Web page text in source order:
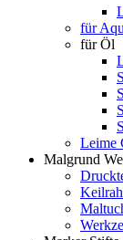
für
für Öl
Leime
Malgrund